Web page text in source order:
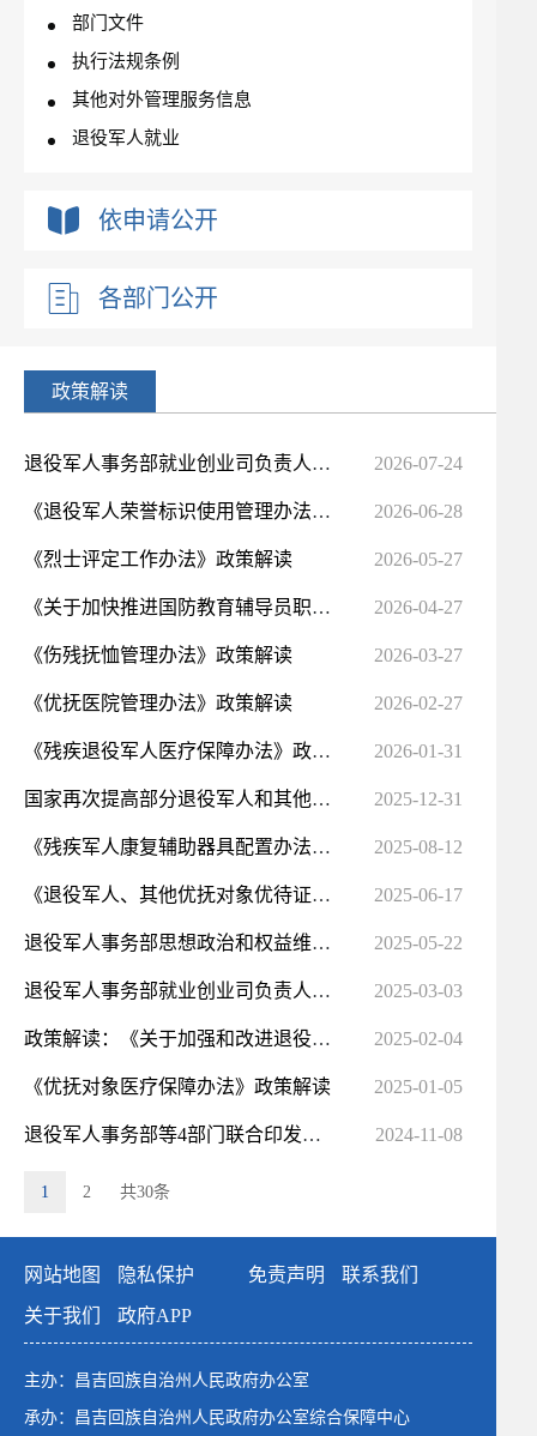
部门文件
执行法规条例
其他对外管理服务信息
退役军人就业
依申请公开
各部门公开
政策解读
退役军人事务部就业创业司负责人就《关于加强就业困难退役军人帮扶工作的意见》答记者问 2026-07-24
《退役军人荣誉标识使用管理办法》政策解读和违法违规典型案例 2026-06-28
《烈士评定工作办法》政策解读 2026-05-27
《关于加快推进国防教育辅导员职业技能等级认定的实施意见》政策解读 2026-04-27
《伤残抚恤管理办法》政策解读 2026-03-27
《优抚医院管理办法》政策解读 2026-02-27
《残疾退役军人医疗保障办法》政策解读 2026-01-31
国家再次提高部分退役军人和其他优抚对象抚恤补助标准 2025-12-31
《残疾军人康复辅助器具配置办法》 政策解读 2025-08-12
《退役军人、其他优抚对象优待证管理办法（试行）》政策解读 2025-06-17
退役军人事务部思想政治和权益维护司负责人就《困难退役军人帮扶援助工作规范》答记者问 2025-05-22
退役军人事务部就业创业司负责人就《关于引导和鼓励民营企业招用自主就业退役军人的意见》答记者问 2025-03-03
政策解读：《关于加强和改进退役军人人事档案管理利用工作的意见》 2025-02-04
《优抚对象医疗保障办法》政策解读 2025-01-05
退役军人事务部等4部门联合印发《关于用好烈士褒扬红色资源 加强青少年爱国主义教育的意见》 2024-11-08
1 2 共30条
网站地图 隐私保护 免责声明
联系我们
关于我们
政府APP
主办：昌吉回族自治州人民政府办公室
承办：昌吉回族自治州人民政府办公室综合保障中心